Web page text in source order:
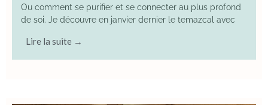
Ou comment se purifier et se connecter au plus profond
de soi. Je découvre en janvier dernier le temazcal avec
Lire la suite →